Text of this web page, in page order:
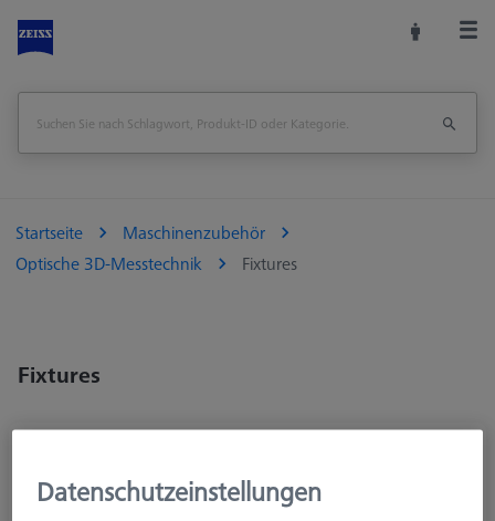
Startseite
Maschinenzubehör
Optische 3D-Messtechnik
Fixtures
Fixtures
Datenschutzeinstellungen